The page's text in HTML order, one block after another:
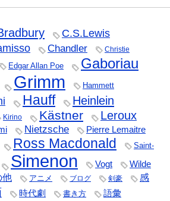
C.S.Lewis
Chandler Christie
Edgar Allan Poe Gaboriau
Grimm Hammett
Hauff
Heinlein
Kirino Kästner Leroux
Nietzsche Pierre Lemaitre
Ross Macdonald Saint-
Simenon Vogt Wilde
他 アニメ ブログ 剣豪
感
時代劇 書き方 語彙